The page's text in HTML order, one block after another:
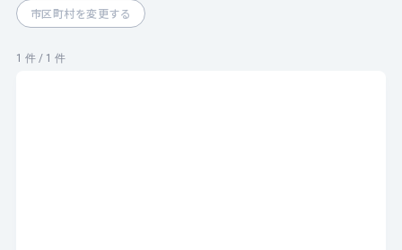
市区町村を変更する
1 件 / 1 件